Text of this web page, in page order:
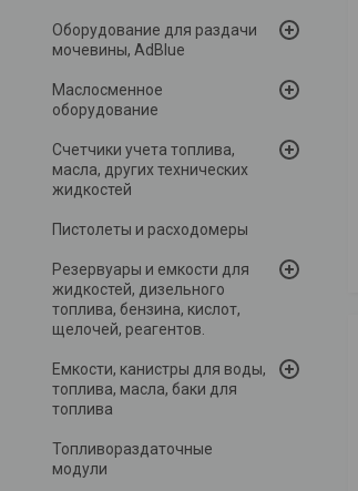
Оборудование для раздачи
мочевины, AdBlue
Маслосменное
оборудование
Счетчики учета топлива,
масла, других технических
жидкостей
Пистолеты и расходомеры
Резервуары и емкости для
жидкостей, дизельного
топлива, бензина, кислот,
щелочей, реагентов.
Емкости, канистры для воды,
топлива, масла, баки для
топлива
Топливораздаточные
модули